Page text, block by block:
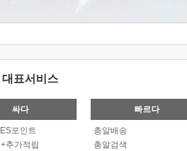
표서비스
싸다
포인트
추가적립
빠르다
총알배송
총알검색